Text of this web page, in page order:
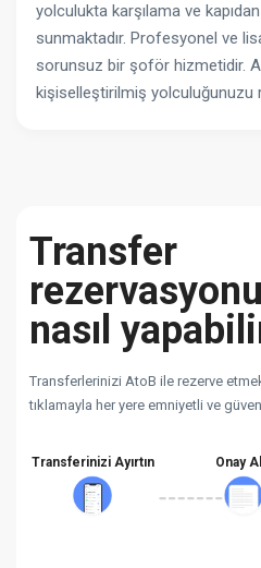
yolculukta karşılama ve
sunmaktadır. Profesyonel ve
sorunsuz bir şoför hizmetidir.
kişiselleştirilmiş yolculuğunuzu
Transfer
nasıl
Transferlerinizi AtoB ile rezerve
tıklamayla her yere emniyetli ve
Transferinizi Ayırtın Onay